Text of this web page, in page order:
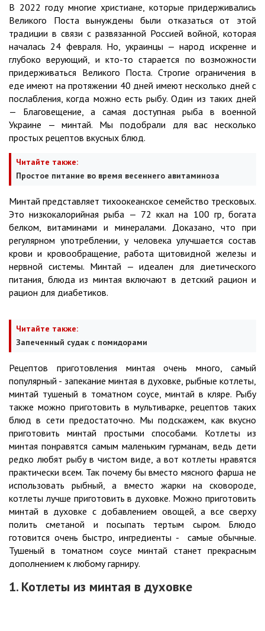
В 2022 году многие христиане, которые придерживались
Великого Поста вынуждены были отказаться от этой
традиции в связи с развязанной Россией войной, которая
началась 24 февраля. Но, украинцы — народ искренне и
глубоко верующий, и кто-то старается по возможности
придерживаться Великого Поста. Строгие ограничения в
еде имеют на протяжении 40 дней имеют несколько дней с
послабления, когда можно есть рыбу. Один из таких дней
— Благовещение, а самая доступная рыба в военной
Украине — минтай. Мы подобрали для вас несколько
простых рецептов вкусных блюд.
Читайте также:
Простое питание во время весеннего авитаминоза
Минтай представляет тихоокеанское семейство тресковых.
Это низкокалорийная рыба — 72 ккал на 100 гр, богата
белком, витаминами и минералами. Доказано, что при
регулярном употреблении, у человека улучшается состав
крови и кровообращение, работа щитовидной железы и
нервной системы. Минтай — идеален для диетического
питания, блюда из минтая включают в детский рацион и
рацион для диабетиков.
Читайте также:
Запеченный судак с помидорами
Рецептов приготовления минтая очень много, самый
популярный - запекание минтая в духовке, рыбные котлеты,
минтай тушеный в томатном соусе, минтай в кляре. Рыбу
также можно приготовить в мультиварке, рецептов таких
блюд в сети предостаточно. Мы подскажем, как вкусно
приготовить минтай простыми способами. Котлеты из
минтая понравятся самым маленьким гурманам, ведь дети
редко любят рыбу в чистом виде, а вот котлеты нравятся
практически всем. Так почему бы вместо мясного фарша не
использовать рыбный, а вместо жарки на сковороде,
котлеты лучше приготовить в духовке. Можно приготовить
минтай в духовке с добавлением овощей, а все сверху
полить сметаной и посыпать тертым сыром. Блюдо
готовится очень быстро, ингредиенты - самые обычные.
Тушеный в томатном соусе минтай станет прекрасным
дополнением к любому гарниру.
1. Котлеты из минтая в духовке